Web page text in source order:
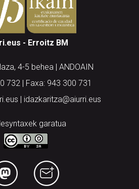
- Erroitz BM
4-5 behea | ANDOAIN
732 | Faxa: 943 300 731
| idazkaritza@aiurri.eus
garatua